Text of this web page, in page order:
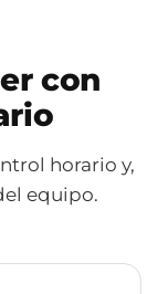
con
horario y,
equipo.